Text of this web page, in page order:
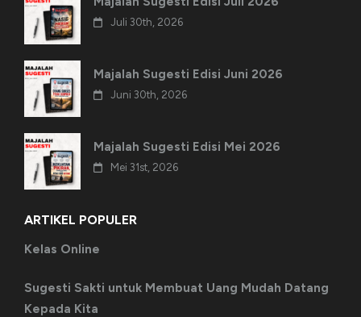
Juli 30th, 2026
Majalah Sugesti Edisi Juni 2026
Juni 30th, 2026
Majalah Sugesti Edisi Mei 2026
Mei 31st, 2026
ARTIKEL POPULER
Kelas Online
Sugesti Sakti untuk Membuat Uang Mudah Datang
Kepada Kita